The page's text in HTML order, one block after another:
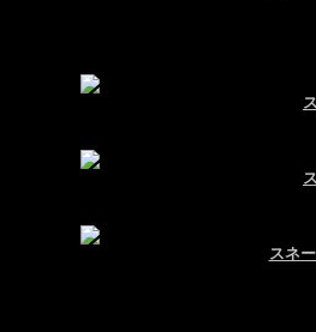
スネ